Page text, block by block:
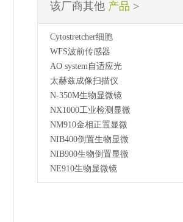
该厂商其他 产品 >
Cytostretcher细胞
WFS波前传感器
AO system自适应光
太赫兹成像扫描仪
N-350M生物显微镜
NX1000工业检测显微
NM910金相正置显微
NIB400倒置生物显微
NIB900生物倒置显微
NE910生物显微镜